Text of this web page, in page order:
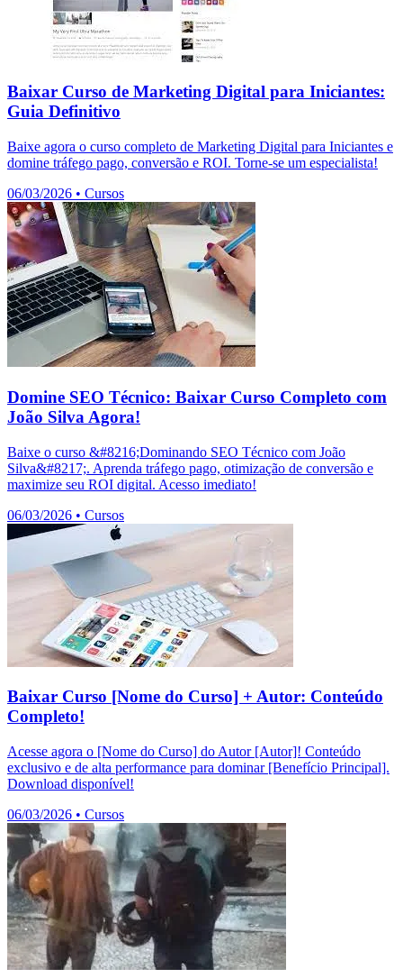
Baixar Curso de Marketing Digital para Iniciantes:
Guia Definitivo
Baixe agora o curso completo de Marketing Digital para Iniciantes e
domine tráfego pago, conversão e ROI. Torne-se um especialista!
06/03/2026 • Cursos
Domine SEO Técnico: Baixar Curso Completo com
João Silva Agora!
Baixe o curso &#8216;Dominando SEO Técnico com João
Silva&#8217;. Aprenda tráfego pago, otimização de conversão e
maximize seu ROI digital. Acesso imediato!
06/03/2026 • Cursos
Baixar Curso [Nome do Curso] + Autor: Conteúdo
Completo!
Acesse agora o [Nome do Curso] do Autor [Autor]! Conteúdo
exclusivo e de alta performance para dominar [Benefício Principal].
Download disponível!
06/03/2026 • Cursos